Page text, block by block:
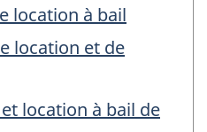
location à bail
location et de
location à bail de